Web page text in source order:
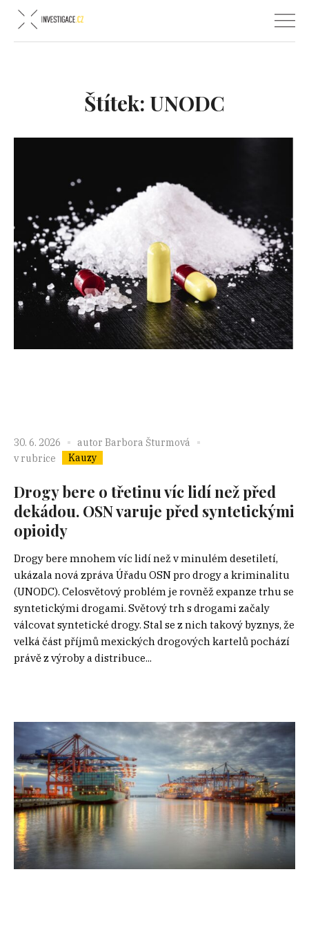
Štítek: UNODC
30. 6. 2026 autor Barbora Šturmová
v rubrice
Kauzy
Drogy bere o třetinu víc lidí než před
dekádou. OSN varuje před syntetickými
opioidy
Drogy bere mnohem víc lidí než v minulém desetiletí,
ukázala nová zpráva Úřadu OSN pro drogy a kriminalitu
(UNODC). Celosvětový problém je rovněž expanze trhu se
syntetickými drogami. Světový trh s drogami začaly
válcovat syntetické drogy. Stal se z nich takový byznys, že
velká část příjmů mexických drogových kartelů pochází
právě z výroby a distribuce...